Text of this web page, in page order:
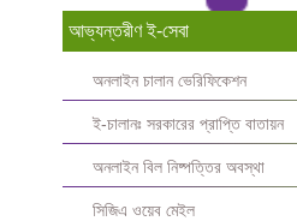
আভ্যন্তরীণ ই-সেবা
অনলাইন চালান ভেরিফিকেশন
ই-চালানঃ সরকারের প্রাপ্তি বাতায়ন
অনলাইন বিল নিষ্পত্তির অবস্থা
সিজিএ ওয়েব মেইল